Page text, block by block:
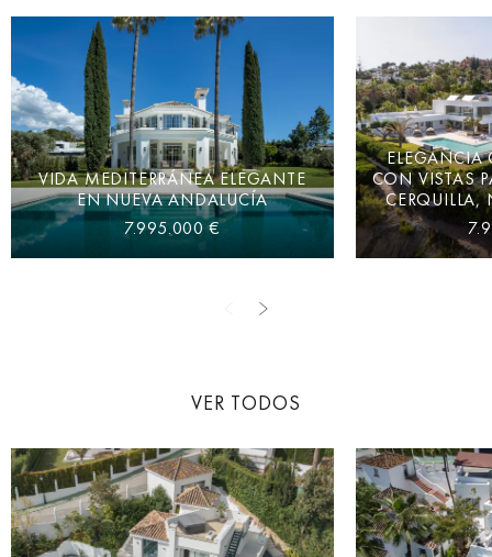
VIDA MEDITERRÁNEA ELEGANTE
EN NUEVA ANDALUCÍA
7.995.000 €
ELEGANCIA
CON VISTAS
CERQUILLA,
VER TODOS